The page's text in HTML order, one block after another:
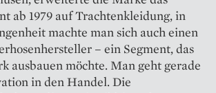
ab 1979 auf Trachtenkleidung, in
machte man sich auch einen
– ein Segment, das
ausbauen möchte. Man geht gerade
in den Handel. Die